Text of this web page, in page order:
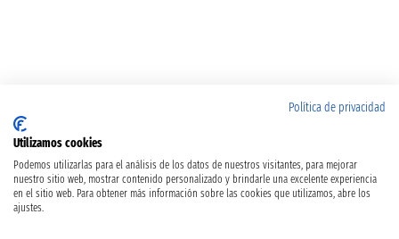
Política de privacidad
Utilizamos cookies
Podemos utilizarlas para el análisis de los datos de nuestros visitantes, para mejorar
nuestro sitio web, mostrar contenido personalizado y brindarle una excelente experiencia
en el sitio web. Para obtener más información sobre las cookies que utilizamos, abre los
ajustes.